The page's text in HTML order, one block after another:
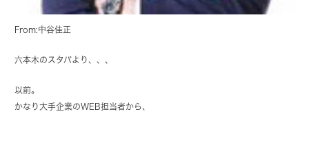
From:中谷佳正
六本木のスタバより、、、
以前。
かなり大手企業のWEB担当者から、